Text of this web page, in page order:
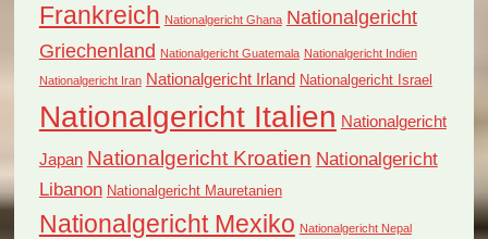
Frankreich Nationalgericht Ghana Nationalgericht
Griechenland Nationalgericht Guatemala Nationalgericht Indien
Nationalgericht Iran Nationalgericht Irland Nationalgericht Israel
Nationalgericht Italien Nationalgericht
Japan Nationalgericht Kroatien Nationalgericht
Libanon Nationalgericht Mauretanien
Nationalgericht Mexiko Nationalgericht Nepal